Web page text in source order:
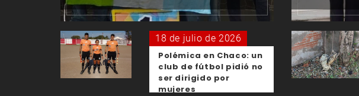
18 de julio de 2026
Polémica en Chaco: un
club de fútbol pidió no
ser dirigido por
mujeres